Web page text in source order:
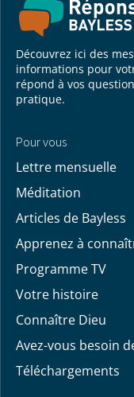
Découvrez ici des
informations pour
répond à vos
pratique.
Pour vous
Lettre mensuelle
Méditation
Articles de Bayless
Apprenez à
Programme TV
Votre histoire
Connaître Dieu
Avez-vous besoin
Téléchargements